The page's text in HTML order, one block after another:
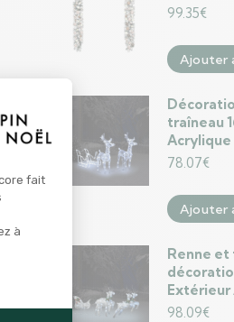
99.35€
Ajouter
traîneau
Acrylique
78.07€
Ajouter
Renne et
98.09€